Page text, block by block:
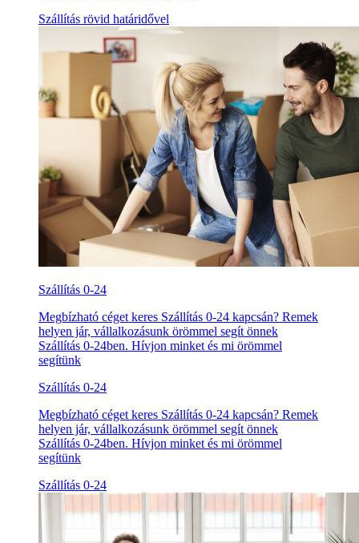
Szállítás rövid határidővel
Szállítás 0-24
Megbízható céget keres Szállítás 0-24 kapcsán? Remek
helyen jár, vállalkozásunk örömmel segít önnek
Szállítás 0-24ben. Hívjon minket és mi örömmel
segítünk
Szállítás 0-24
Megbízható céget keres Szállítás 0-24 kapcsán? Remek
helyen jár, vállalkozásunk örömmel segít önnek
Szállítás 0-24ben. Hívjon minket és mi örömmel
segítünk
Szállítás 0-24